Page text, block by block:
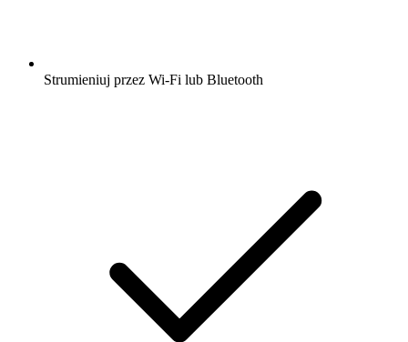
Strumieniuj przez Wi-Fi lub Bluetooth